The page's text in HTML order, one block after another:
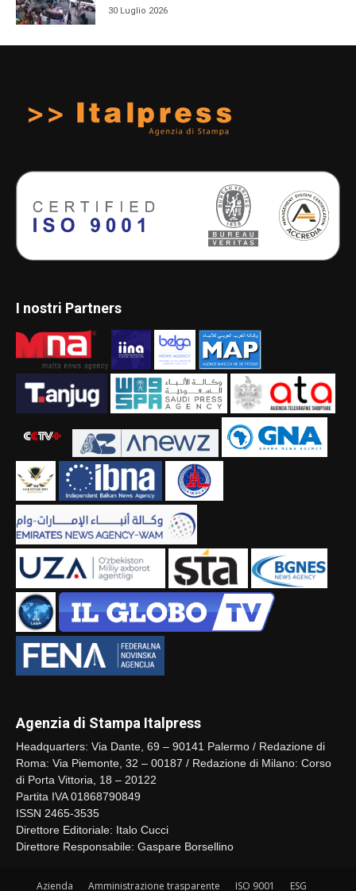
30 Luglio 2026
I nostri Partners
Agenzia di Stampa Italpress
Headquarters: Via Dante, 69 – 90141 Palermo / Redazione di
Roma: Via Piemonte, 32 – 00187 / Redazione di Milano: Corso
di Porta Vittoria, 18 – 20122
Partita IVA 01868790849
ISSN 2465-3535
Direttore Editoriale: Italo Cucci
Direttore Responsabile: Gaspare Borsellino
Azienda Amministrazione trasparente ISO 9001 ESG